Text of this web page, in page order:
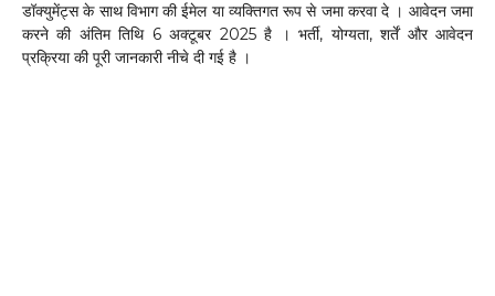
डॉक्युमेंट्स के साथ विभाग की ईमेल या व्यक्तिगत रूप से जमा करवा दे । आवेदन जमा
करने की अंतिम तिथि 6 अक्टूबर 2025 है । भर्ती, योग्यता, शर्तें और आवेदन
प्रक्रिया की पूरी जानकारी नीचे दी गई है ।